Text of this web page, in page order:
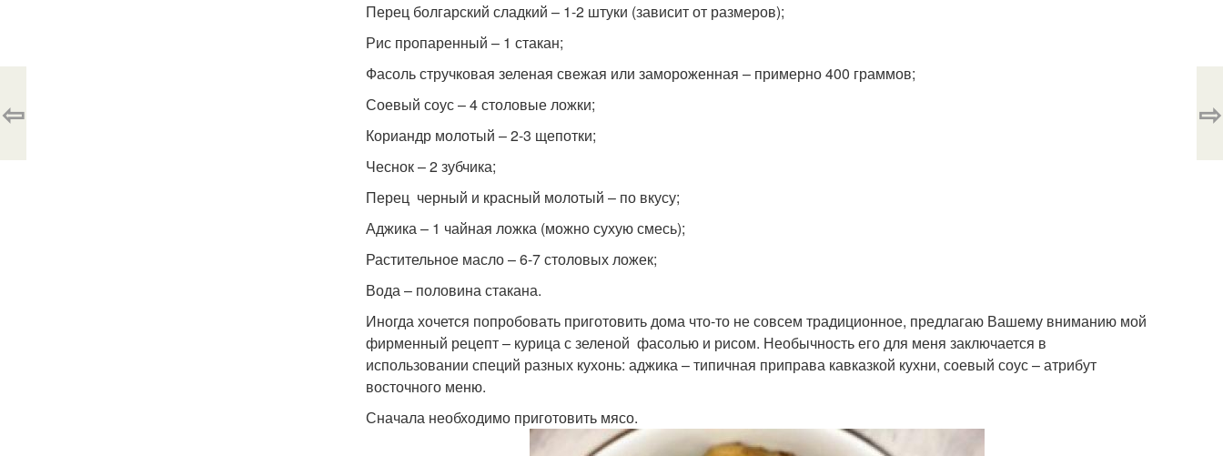
Перец болгарский сладкий – 1-2 штуки (зависит от размеров);
Рис пропаренный – 1 стакан;
Фасоль стручковая зеленая свежая или замороженная – примерно 400 граммов;
Соевый соус – 4 столовые ложки;
Кориандр молотый – 2-3 щепотки;
Чеснок – 2 зубчика;
Перец черный и красный молотый – по вкусу;
Аджика – 1 чайная ложка (можно сухую смесь);
Растительное масло – 6-7 столовых ложек;
Вода – половина стакана.
Иногда хочется попробовать приготовить дома что-то не совсем традиционное, предлагаю Вашему вниманию мой
фирменный рецепт – курица с зеленой фасолью и рисом. Необычность его для меня заключается в
использовании специй разных кухонь: аджика – типичная приправа кавказкой кухни, соевый соус – атрибут
восточного меню.
Сначала необходимо приготовить мясо.
⇦ ⇨